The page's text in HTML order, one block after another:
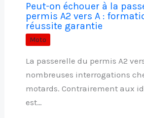
Peut-on échouer à la
permis A2 vers A :
réussite garantie
Moto
La passerelle du permis A2
nombreuses interrogations
motards. Contrairement aux
est…